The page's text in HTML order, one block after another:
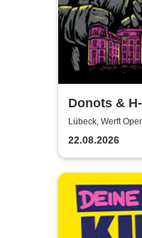
Donots &
Airs 2026
Lübeck, Werft
22.08.2026